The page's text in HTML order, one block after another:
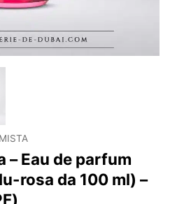
– Eau de parfum
rosa da 100 ml) –